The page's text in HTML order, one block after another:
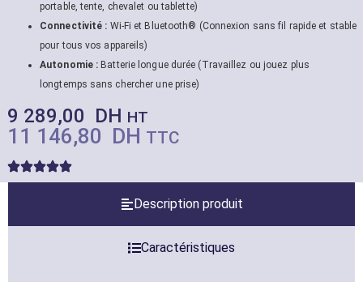
portable, tente, chevalet ou tablette)
Connectivité : Wi-Fi et Bluetooth® (Connexion sans fil rapide et stable
pour tous vos appareils)
Autonomie : Batterie longue durée (Travaillez ou jouez plus
longtemps sans chercher une prise)
9 289,00 DH HT
11 146,80 DH TTC
Description produit
Caractéristiques